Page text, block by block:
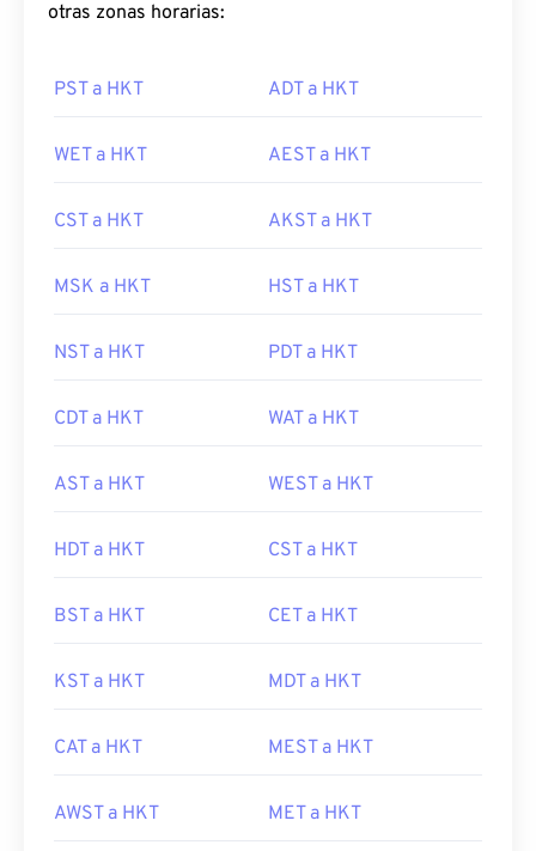
otras zonas horarias:
PST a HKT ADT a HKT
WET a HKT AEST a HKT
CST a HKT AKST a HKT
MSK a HKT HST a HKT
NST a HKT PDT a HKT
CDT a HKT WAT a HKT
AST a HKT WEST a HKT
HDT a HKT CST a HKT
BST a HKT CET a HKT
KST a HKT MDT a HKT
CAT a HKT MEST a HKT
AWST a HKT MET a HKT